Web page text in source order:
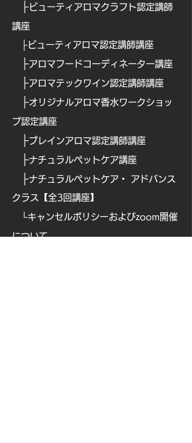
├ ビューティアロマクラフト認定講師
講座
├ ビューティアロマ認定講師講座
├アロマフードコーディネーター講座
├アロマテックワイン認定講師講座
├オリジナルアロマ香水ワークショッ
プ認定講座
├ブレインアロマ認定講師講座
├ナチュラルペットケア講座
├ナチュラルペットケア・ アドバンス
クラス【全3回講座】
└キャンセルポリシーおよびzoom開催
について